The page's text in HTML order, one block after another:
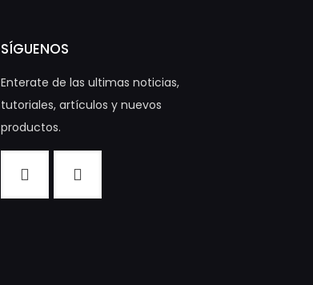
SÍGUENOS
Enterate de las ultimas noticias,
tutoriales, artículos y nuevos
productos.